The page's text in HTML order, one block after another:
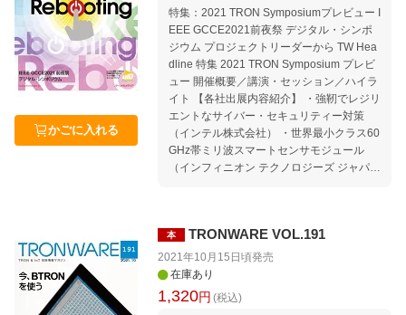
TOS「μT-Kernel」の新たな展開〜ヘテロジ
ニアスマルチコアプロセッサへの対応〜 ・
テクノロジセッション「場所・位置情報を
活用した技術と最新応用事例」 ・パスコ セ
ッション「地理空間情報技術によるDXの実
現」 ・NEC テクノロジセッション「社会
基盤の宇宙セクタを支えるTRON」 ・環境
課題、エネルギーリソースの最適化ーオー
プンIoT、データ連携はどう活用されるのか
・東芝デバイスソリューション テクノロジ
ession ・TRONイネーブルウェアシンポジ
聴覚障碍者への情報保障とその課題」 特集
2 第4回 東京公共交通オープンデータチャ
レンジ ・表彰式 ・開催概要 ・受賞作品 TIV
かごに入れる
特集：2021 TRON Symposiumプレビュー I
EEE GCCE2021前夜祭 デジタル・シンポ
ジウム プロジェクトリーダーから TW Hea
dline 特集 2021 TRON Symposium プレビ
ュー 開催概要／講演・セッション／ハイラ
イト 【各社出展内容紹介】 ・強靭でレジリ
エントなサイバー・セキュリティー対策
（インテル株式会社） ・世界最小クラス60
GHz帯ミリ波スマートセンサモジュール
（インフィニオン テクノロジーズ ジャパン
する東芝モーターソリューションとIoT-Eng
ine（東芝デバイスソリューション株式会
社） ・ニューノーマル時代に貢献するパー
ソナルメディアのソリューション（パーソ
ナルメディア株式会社） ・ニューノーマル
本 TRONWARE VOL.191
2021年10月15日頃発売
在庫あり
1,320円 (税込)